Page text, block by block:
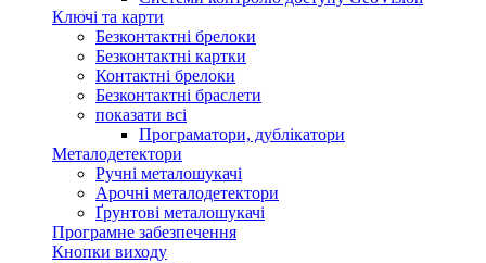
Ключі та карти
Безконтактні брелоки
Безконтактні картки
Контактні брелоки
Безконтактні браслети
показати всі
Програматори, дублікатори
Металодетектори
Ручні металошукачі
Арочні металодетектори
Ґрунтові металошукачі
Програмне забезпечення
Кнопки виходу